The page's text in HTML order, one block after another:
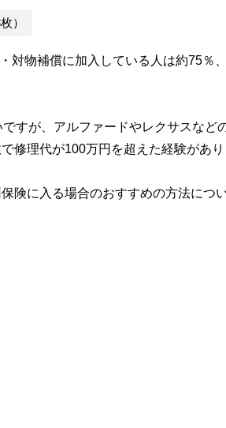
）
対物補償に加入している人は約75％
すが、アルファードやレクサスなど
修理代が100万円を超えた経験があり
険に入る場合のおすすめの方法につ